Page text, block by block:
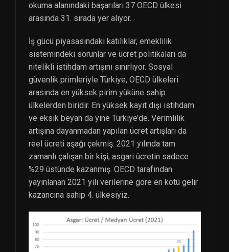
okuma alanındaki başarıları 37 OECD ülkesi
arasında 31. sırada yer alıyor.
İş gücü piyasasındaki katılıklar, emeklilik
sistemindeki sorunlar ve ücret politikaları da
nitelikli istihdam artışını sınırlıyor. Sosyal
güvenlik primleriyle Türkiye, OECD ülkeleri
arasında en yüksek pirim yüküne sahip
ülkelerden biridir. En yüksek kayıt dışı istihdam
ve eksik beyan da yine Türkiye’de. Verimlilik
artışına dayanmadan yapılan ücret artışları da
reel ücreti aşağı çekmiş. 2021 yılında tam
zamanlı çalışan bir kişi, asgari ücretin sadece
%29 üstünde kazanmış. OECD tarafından
yayınlanan 2021 yılı verilerine göre en kötü gelir
kazancına sahip 4. ülkesiyiz.